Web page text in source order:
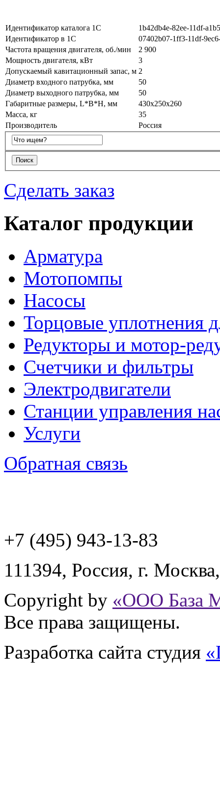
Идентификатор каталога 1С
1b42db4e-82ee-11df-
Идентификатор в 1С
07402b07-1ff3-11df-
Частота вращения двигателя, об./мин
2 900
Мощность двигателя, кВт
3
Допускаемый кавитационный запас, м 2
Диаметр входного патрубка, мм
50
Диаметр выходного патрубка, мм
50
Габаритные размеры, L*B*H, мм
430x250x260
Масса, кг
35
Производитель
Россия
Сделать заказ
Каталог продукции
Арматура
Мотопомпы
Насосы
Торцовые уплотнения
Редукторы и мотор-
Счетчики и фильтры
Электродвигатели
Станции управления
Услуги
Обратная связь
+7 (495) 943-13-83
111394, Россия, г. Москва
Copyright by «ООО База
Все права защищены.
Разработка сайта студия